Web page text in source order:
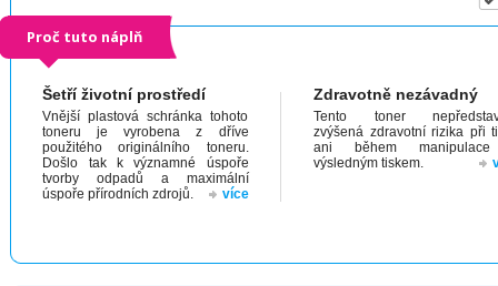
Proč tuto náplň
Šetří životní prostředí
Vnější plastová schránka tohoto
toneru je vyrobena z dříve
použitého originálního toneru.
Došlo tak k významné úspoře
tvorby odpadů a maximální
úspoře přírodních zdrojů.
více
Zdravotně nezávadný
Tento toner
zvýšená zdravotní rizika při
ani během
výsledným tiskem.